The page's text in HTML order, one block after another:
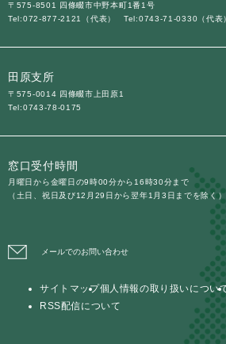
〒575-8501 四條畷市中野本町1番1号
Tel:072-877-2121（代表）
Tel:0743-71-0330（代表
田原支所
〒575-0014 四條畷市上田原1
Tel:0743-78-0175
窓口受付時間
月曜日から金曜日の9時00分から16時30分まで
（土日、祝日及び12月29日から翌年1月3日までを除く）
メールでのお問い合わせ
サイトマップ個人情報の取り扱いについ
RSS配信について